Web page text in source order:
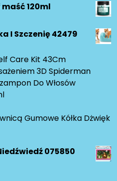
maść 120ml
I Szczenię 42479
Care Kit 43Cm
3D Spiderman
Do Włosów
Gumowe Kółka Dżwięk
075850